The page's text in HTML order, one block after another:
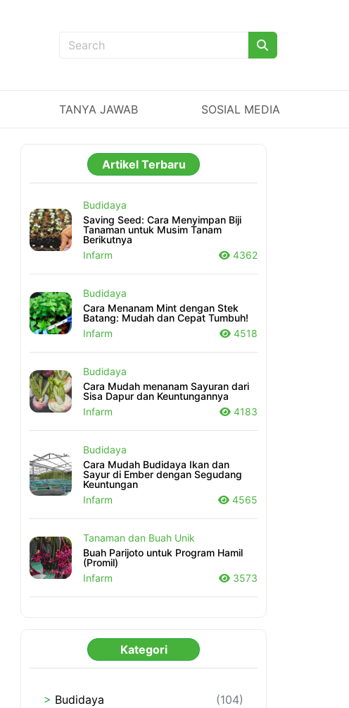
TANYA JAWAB SOSIAL MEDIA
Artikel Terbaru
Budidaya
Saving Seed: Cara Menyimpan Biji
Tanaman untuk Musim Tanam
Berikutnya
Infarm
4362
Budidaya
Cara Menanam Mint dengan Stek
Batang: Mudah dan Cepat Tumbuh!
Infarm
4518
Budidaya
Cara Mudah menanam Sayuran dari
Sisa Dapur dan Keuntungannya
Infarm
4183
Budidaya
Cara Mudah Budidaya Ikan dan
Sayur di Ember dengan Segudang
Keuntungan
Infarm
4565
Tanaman dan Buah Unik
Buah Parijoto untuk Program Hamil
(Promil)
Infarm
3573
Kategori
> Budidaya (104)